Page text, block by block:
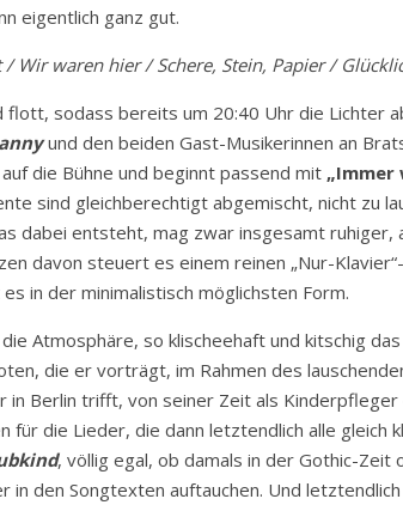
eigentlich ganz gut.
Wir waren hier / Schere, Stein, Papier /
sodass bereits um 20:40 Uhr die Lichter
und den beiden Gast-Musikerinnen an
die Bühne und beginnt passend mit „Immer
sind gleichberechtigt abgemischt, nicht zu
dabei entsteht, mag zwar insgesamt
davon steuert es einem reinen „Nur-
in der minimalistisch möglichsten Form.
Atmosphäre, so klischeehaft und kitschig das
die er vorträgt, im Rahmen des
Berlin trifft, von seiner Zeit als
für die Lieder, die dann letztendlich alle
, völlig egal, ob damals in der Gothic-
in den Songtexten auftauchen. Und